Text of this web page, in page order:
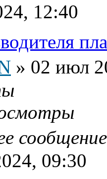
12:40
» 02 июл
09:30